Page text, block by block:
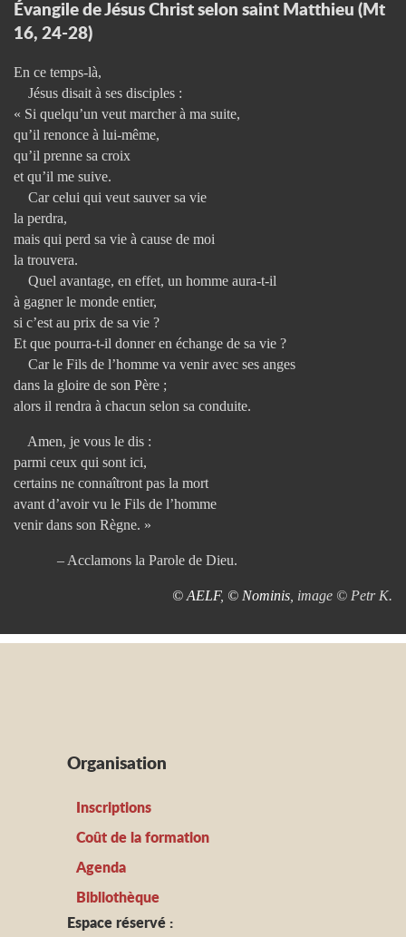
Évangile de Jésus Christ selon saint Matthieu (Mt
16, 24-28)
En ce temps-là,
Jésus disait à ses disciples :
« Si quelqu’un veut marcher à ma suite,
qu’il renonce à lui-même,
qu’il prenne sa croix
et qu’il me suive.
Car celui qui veut sauver sa vie
la perdra,
mais qui perd sa vie à cause de moi
la trouvera.
Quel avantage, en effet, un homme aura-t-il
à gagner le monde entier,
si c’est au prix de sa vie ?
Et que pourra-t-il donner en échange de sa vie ?
Car le Fils de l’homme va venir avec ses anges
dans la gloire de son Père ;
alors il rendra à chacun selon sa conduite.
Amen, je vous le dis :
parmi ceux qui sont ici,
certains ne connaîtront pas la mort
avant d’avoir vu le Fils de l’homme
venir dans son Règne. »
– Acclamons la Parole de Dieu.
© AELF, © Nominis , image © Petr K.
Organisation
Inscriptions
Coût de la formation
Agenda
Bibliothèque
Espace réservé :